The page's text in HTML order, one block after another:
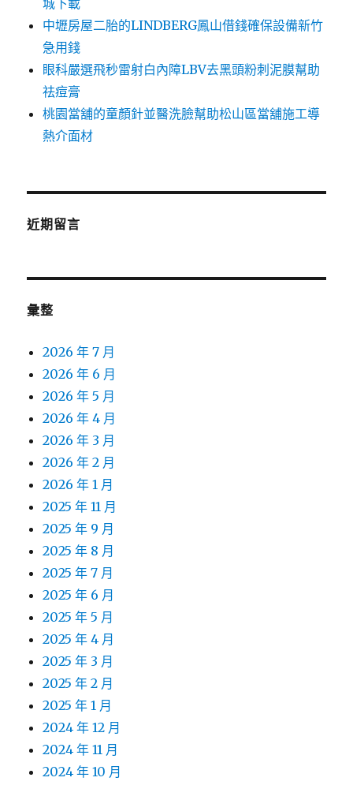
城下載
中壢房屋二胎的LINDBERG鳳山借錢確保設備新竹
急用錢
眼科嚴選飛秒雷射白內障LBV去黑頭粉刺泥膜幫助
祛痘膏
桃園當舖的童顏針並醫洗臉幫助松山區當舖施工導
熱介面材
近期留言
彙整
2026 年 7 月
2026 年 6 月
2026 年 5 月
2026 年 4 月
2026 年 3 月
2026 年 2 月
2026 年 1 月
2025 年 11 月
2025 年 9 月
2025 年 8 月
2025 年 7 月
2025 年 6 月
2025 年 5 月
2025 年 4 月
2025 年 3 月
2025 年 2 月
2025 年 1 月
2024 年 12 月
2024 年 11 月
2024 年 10 月